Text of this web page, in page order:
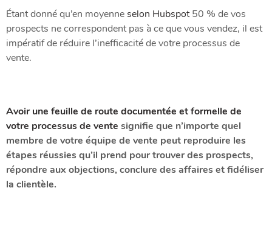
Étant donné qu’en moyenneselon Hubspot50 % de vos
prospects ne correspondent pas à ce que vous vendez, il est
impératif de réduire l’inefficacité de votre processus de
vente.
Avoir une feuille de route documentée et formelle de
votre processus de vente signifie que n’importe quel
membre de votre équipe de vente peut reproduire les
étapes réussies qu’il prend pour trouver des prospects,
répondre aux objections, conclure des affaires et fidéliser
la clientèle.